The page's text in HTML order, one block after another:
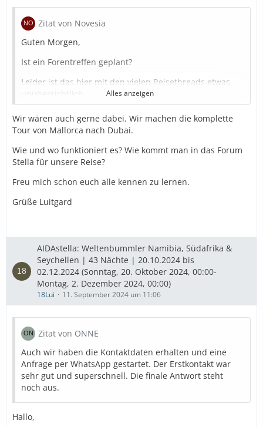
Zitat von Novesia
Guten Morgen,
Ist ein Forentreffen geplant?
Leider ist das hier mit den vielen Reisethreads etwas
19/20/43 Tage ( plus die Anschlussreisen ab Kapstadt ).
Grüße,
Novesia
Alles anzeigen
Wir wären auch gerne dabei. Wir machen die komplette
Tour von Mallorca nach Dubai.
Wie und wo funktioniert es? Wie kommt man in das Forum
Stella für unsere Reise?
Freu mich schon euch alle kennen zu lernen.
Grüße Luitgard
AIDAstella: Weltenbummler Namibia, Südafrika &
Seychellen | 43 Nächte | 20.10.2024 bis
02.12.2024 (Sonntag, 20. Oktober 2024, 00:00-
Montag, 2. Dezember 2024, 00:00)
18Lui 11. September 2024 um 11:06
Zitat von ONNE
Auch wir haben die Kontaktdaten erhalten und eine
Anfrage per WhatsApp gestartet. Der Erstkontakt war
sehr gut und superschnell. Die finale Antwort steht
noch aus.
Hallo,